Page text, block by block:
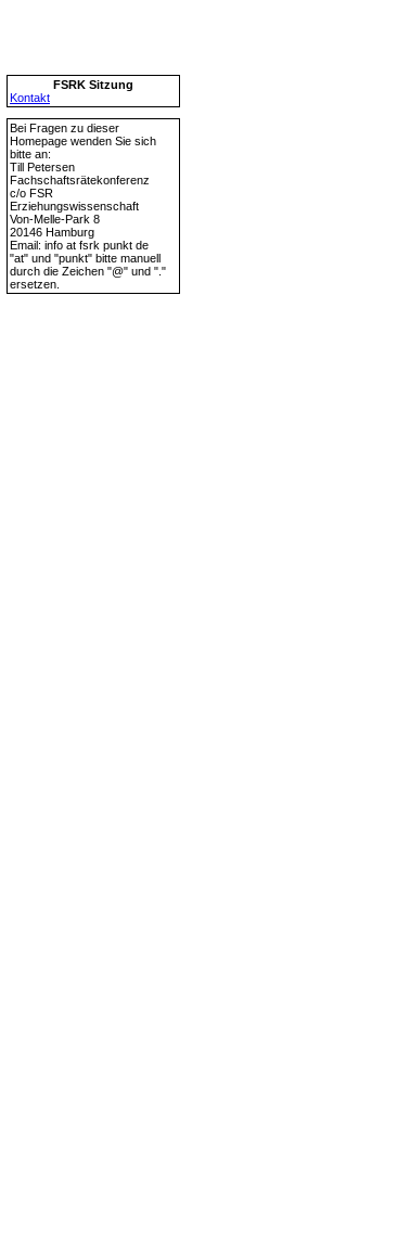
FSRK Sitzung
Kontakt
Bei Fragen zu dieser
Homepage wenden Sie sich
bitte an:
Till Petersen
Fachschaftsrätekonferenz
c/o FSR
Erziehungswissenschaft
Von-Melle-Park 8
20146 Hamburg
Email: info at fsrk punkt de
"at" und "punkt" bitte manuell
durch die Zeichen "@" und "."
ersetzen.